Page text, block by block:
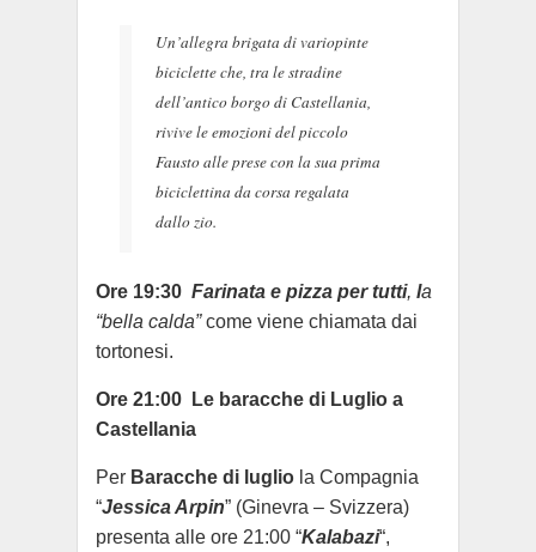
Un’allegra brigata di variopinte
biciclette che, tra le stradine
dell’antico borgo di Castellania,
rivive le emozioni del piccolo
Fausto alle prese con la sua prima
biciclettina da corsa regalata
dallo zio.
Ore 19:30 Farinata e pizza per tutti, la
“bella calda” come viene chiamata dai
tortonesi.
Ore 21:00 Le baracche di Luglio a
Castellania
Per Baracche di luglio la Compagnia
“Jessica Arpin” (Ginevra – Svizzera)
presenta alle ore 21:00 “Kalabazi“,